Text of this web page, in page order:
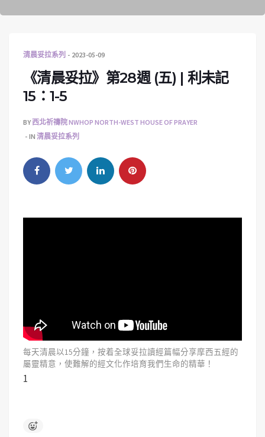
清晨妥拉系列 2023-05-09
《清晨妥拉》第28週 (五) | 利未記
15：1-5
BY西北祈禱院 NWHOP NORTH-WEST HOUSE OF PRAYER
IN 清晨妥拉系列
每天清晨以15分鐘，按着全球妥拉讀經篇幅分享摩西五經的
屬靈精意，使難解的經文化作培育我們生命的精華！
1